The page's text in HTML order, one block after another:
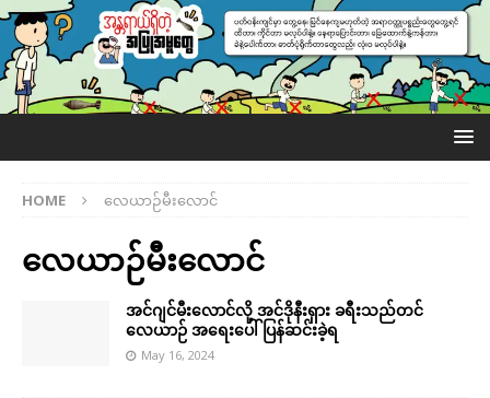
HOME လေယာဉ်မီးလောင်
လေယာဉ်မီးလောင်
အင်ဂျင်မီးလောင်လို့ အင်ဒိုနီးရှား ခရီးသည်တင်
လေယာဉ် အရေးပေါ် ပြန်ဆင်းခဲ့ရ
May 16, 2024